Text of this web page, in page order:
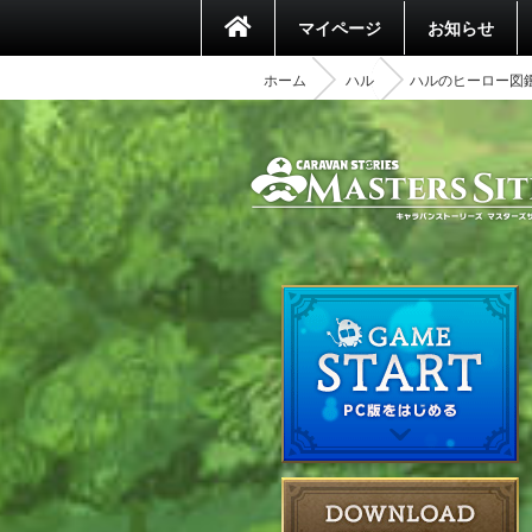
マイページ お知らせ
ホーム ハル ハルのヒーロー図